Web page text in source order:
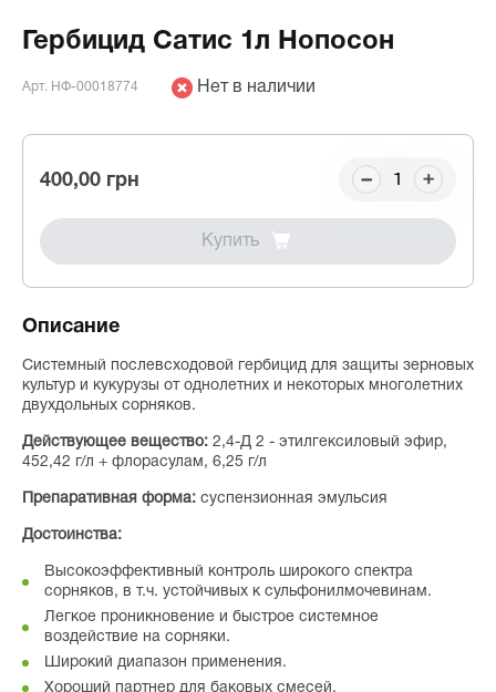
Гербицид Сатис 1л Нопосон
Арт. НФ-00018774 Нет в наличии
400,00 грн
Купить
Описание
Системный послевсходовой гербицид для защиты зерновых
культур и кукурузы от однолетних и некоторых многолетних
двухдольных сорняков.
Действующее вещество: 2,4-Д 2 - этилгексиловый эфир,
452,42 г/л + флорасулам, 6,25 г/л
Препаративная форма: суспензионная эмульсия
Достоинства:
Высокоэффективный контроль широкого спектра
сорняков, в т.ч. устойчивых к сульфонилмочевинам.
Легкое проникновение и быстрое системное
воздействие на сорняки.
Широкий диапазон применения.
Хороший партнер для баковых смесей.